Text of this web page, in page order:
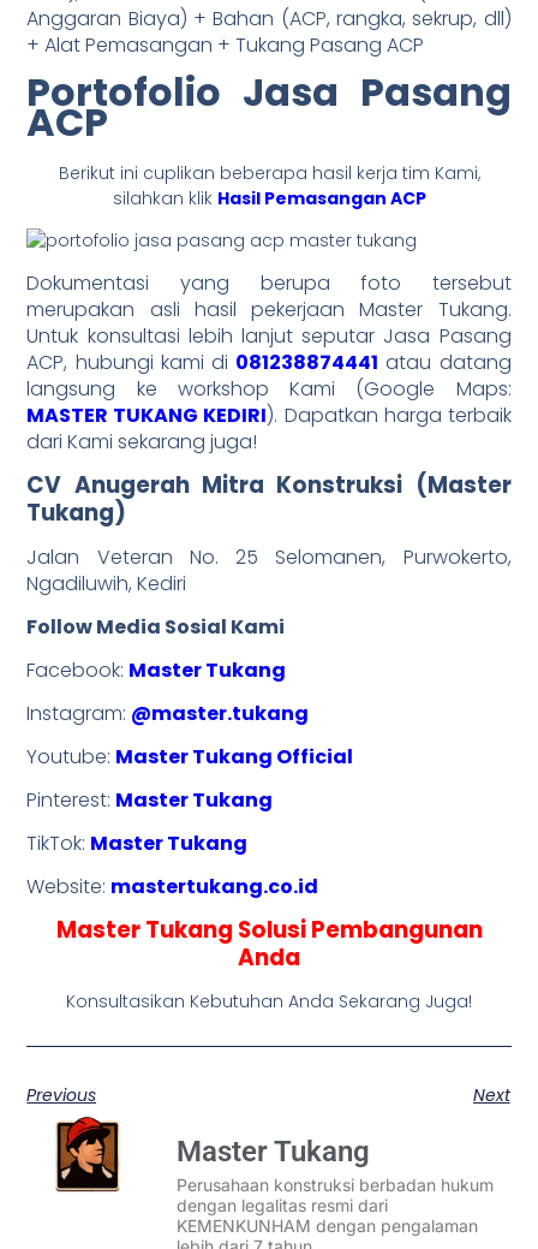
Anggaran Biaya) + Bahan (ACP, rangka, sekrup, dll)
+ Alat Pemasangan + Tukang Pasang ACP
Portofolio Jasa Pasang
ACP
Berikut ini cuplikan beberapa hasil kerja tim Kami,
silahkan klik Hasil Pemasangan ACP
Dokumentasi yang berupa foto tersebut
merupakan asli hasil pekerjaan Master Tukang.
Untuk konsultasi lebih lanjut seputar Jasa Pasang
ACP, hubungi kami di 081238874441 atau datang
langsung ke workshop Kami (Google Maps:
MASTER TUKANG KEDIRI). Dapatkan harga terbaik
dari Kami sekarang juga!
CV Anugerah Mitra Konstruksi (Master
Tukang)
Jalan Veteran No. 25 Selomanen, Purwokerto,
Ngadiluwih, Kediri
Follow Media Sosial Kami
Facebook: Master Tukang
Instagram: @master.tukang
Youtube: Master Tukang Official
Pinterest: Master Tukang
TikTok: Master Tukang
Website: mastertukang.co.id
Master Tukang Solusi Pembangunan
Anda
Konsultasikan Kebutuhan Anda Sekarang Juga!
Previous Next
Master Tukang
Perusahaan konstruksi berbadan hukum
dengan legalitas resmi dari
KEMENKUNHAM dengan pengalaman